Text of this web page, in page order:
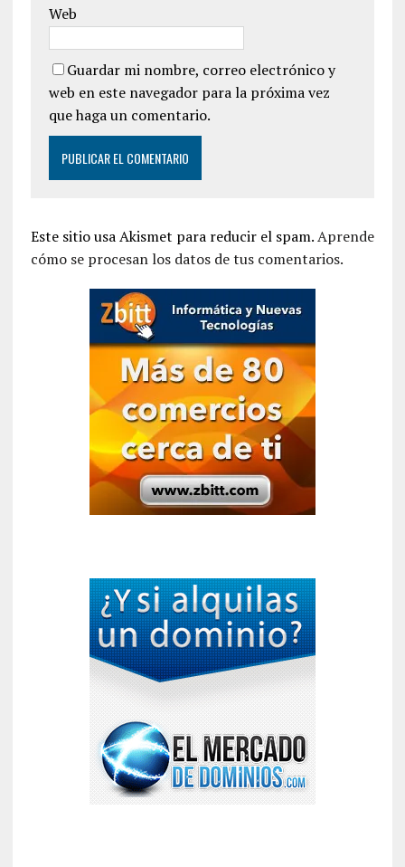
Web
Guardar mi nombre, correo electrónico y
web en este navegador para la próxima vez
que haga un comentario.
Este sitio usa Akismet para reducir el spam.Aprende
cómo se procesan los datos de tus comentarios.